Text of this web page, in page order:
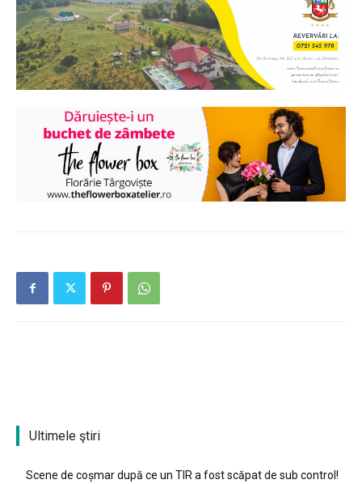
Ultimele ştiri
Scene de coșmar după ce un TIR a fost scăpat de sub control!